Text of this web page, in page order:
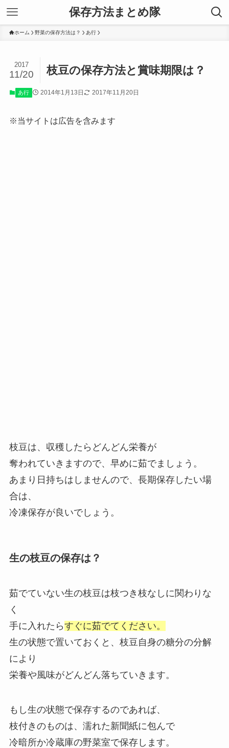
保存方法まとめ隊
ホーム 野菜の保存方法は？ あ行
枝豆の保存方法と賞味期限は？
2017
11/20
あ行 2014年1月13日 2017年11月20日
※当サイトは広告を含みます
枝豆は、収穫したらどんどん栄養が
奪われていきますので、早めに茹でましょう。
あまり日持ちはしませんので、長期保存したい場
合は、
冷凍保存が良いでしょう。
生の枝豆の保存は？
茹でていない生の枝豆は枝つき枝なしに関わりな
く
手に入れたらすぐに茹でてください。
生の状態で置いておくと、枝豆自身の糖分の分解
により
栄養や風味がどんどん落ちていきます。
もし生の状態で保存するのであれば、
枝付きのものは、濡れた新聞紙に包んで
冷暗所か冷蔵庫の野菜室で保存します。